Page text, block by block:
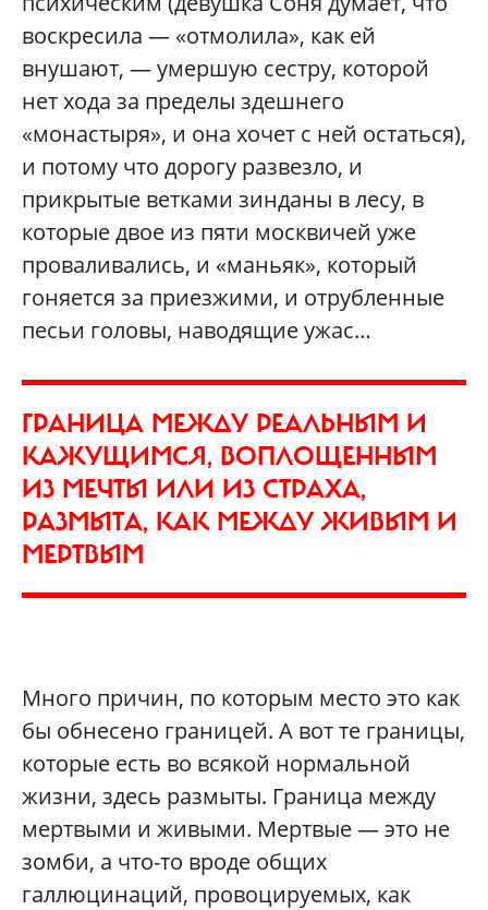
воскресила — «отмолила», как ей
внушают, — умершую сестру, которой
нет хода за пределы здешнего
«монастыря», и она хочет с ней остаться),
и потому что дорогу развезло, и
прикрытые ветками зинданы в лесу, в
которые двое из пяти москвичей уже
проваливались, и «маньяк», который
гоняется за приезжими, и отрубленные
песьи головы, наводящие ужас…
ГРАНИЦА МЕЖДУ РЕАЛЬНЫМ И
КАЖУЩИМСЯ, ВОПЛОЩЕННЫМ
ИЗ МЕЧТЫ ИЛИ ИЗ СТРАХА,
РАЗМЫТА, КАК МЕЖДУ ЖИВЫМ И
МЕРТВЫМ
Много причин, по которым место это как
бы обнесено границей. А вот те границы,
которые есть во всякой нормальной
жизни, здесь размыты. Граница между
мертвыми и живыми. Мертвые — это не
зомби, а что-то вроде общих
галлюцинаций, провоцируемых, как